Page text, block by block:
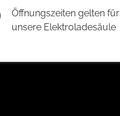
Öffnungszeiten gelten für
unsere Elektroladesäule